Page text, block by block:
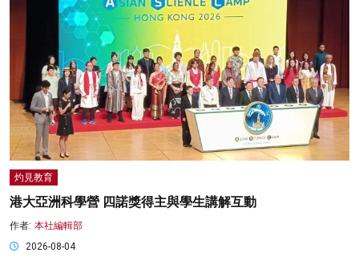
灼見教育
港大亞洲科學營 四諾獎得主與學生講解互動
作者: 本社編輯部
2026-08-04